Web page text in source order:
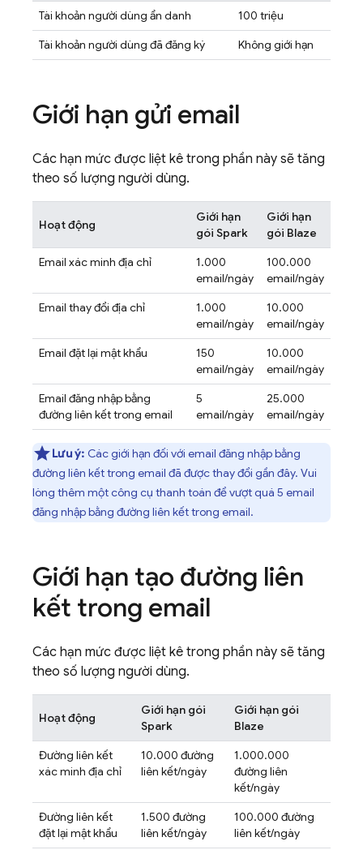
Tài khoản người dùng ẩn danh
100 triệu
Tài khoản người dùng đã đăng ký
Không giới hạn
Giới hạn gửi email
Các hạn mức được liệt kê trong phần này sẽ tăng
theo số lượng người dùng.
Hoạt động
Giới hạn
gói Spark
Giới hạn
gói Blaze
Email xác minh địa chỉ
1.000
email/ngày
100.000
email/ngày
Email thay đổi địa chỉ
1.000
email/ngày
10.000
email/ngày
Email đặt lại mật khẩu
150
email/ngày
10.000
email/ngày
Email đăng nhập bằng
đường liên kết trong email
5
email/ngày
25.000
email/ngày
Lưu ý: Các giới hạn đối với email đăng nhập bằng
đường liên kết trong email đã được thay đổi gần đây. Vui
lòng thêm một công cụ thanh toán để vượt quá 5 email
đăng nhập bằng đường liên kết trong email.
Giới hạn tạo đường liên
kết trong email
Các hạn mức được liệt kê trong phần này sẽ tăng
theo số lượng người dùng.
Hoạt động
Giới hạn gói
Spark
Giới hạn gói
Blaze
Đường liên kết
xác minh địa chỉ
10.000 đường
liên kết/ngày
1.000.000
đường liên
kết/ngày
Đường liên kết
đặt lại mật khẩu
1.500 đường
liên kết/ngày
100.000 đường
liên kết/ngày